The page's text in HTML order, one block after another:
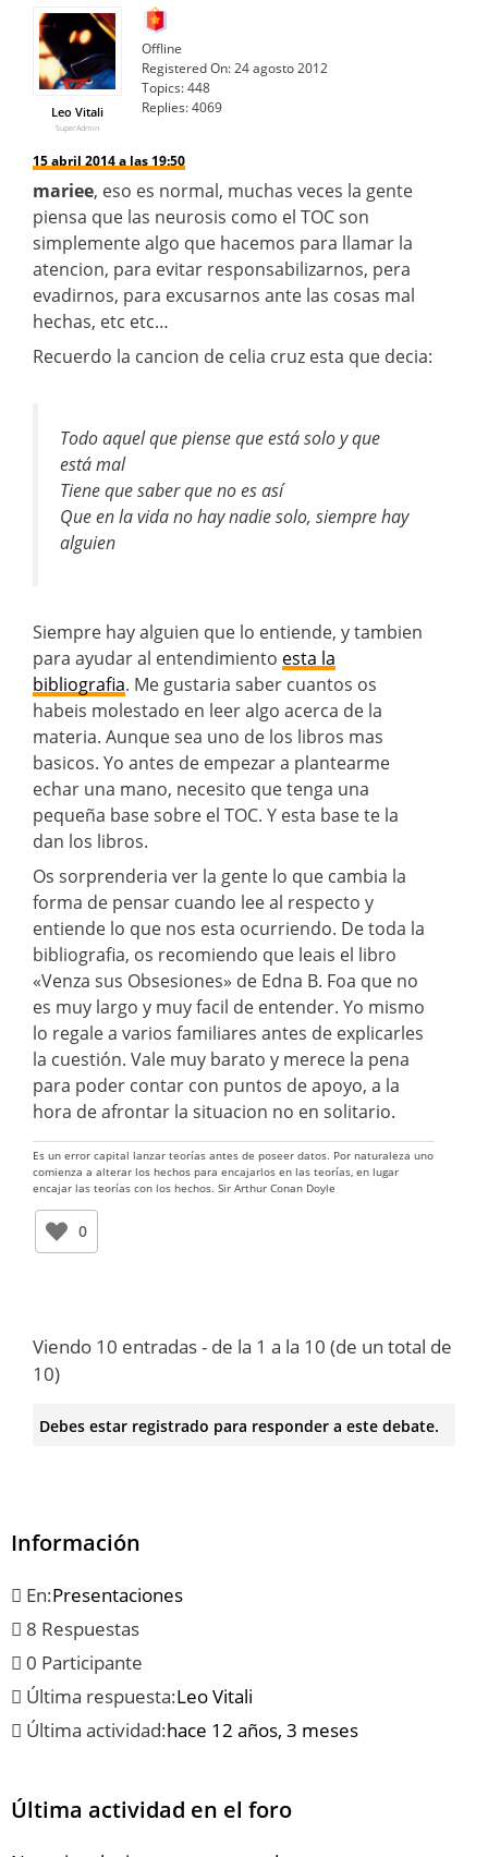
Leo Vitali
SuperAdmin
Offline
Registered On:24 agosto 2012
Topics:448
Replies:4069
15 abril 2014 a las 19:50
mariee, eso es normal, muchas veces la gente
piensa que las neurosis como el TOC son
simplemente algo que hacemos para llamar la
atencion, para evitar responsabilizarnos, pera
evadirnos, para excusarnos ante las cosas mal
hechas, etc etc…
Recuerdo la cancion de celia cruz esta que decia:
Todo aquel que piense que está solo y que
está mal
Tiene que saber que no es así
Que en la vida no hay nadie solo, siempre hay
alguien
Siempre hay alguien que lo entiende, y tambien
para ayudar al entendimiento esta la
bibliografia. Me gustaria saber cuantos os
habeis molestado en leer algo acerca de la
materia. Aunque sea uno de los libros mas
basicos. Yo antes de empezar a plantearme
echar una mano, necesito que tenga una
pequeña base sobre el TOC. Y esta base te la
dan los libros.
Os sorprenderia ver la gente lo que cambia la
forma de pensar cuando lee al respecto y
entiende lo que nos esta ocurriendo. De toda la
bibliografia, os recomiendo que leais el libro
«Venza sus Obsesiones» de Edna B. Foa que no
es muy largo y muy facil de entender. Yo mismo
lo regale a varios familiares antes de explicarles
la cuestión. Vale muy barato y merece la pena
para poder contar con puntos de apoyo, a la
hora de afrontar la situacion no en solitario.
Es un error capital lanzar teorías antes de poseer datos. Por naturaleza uno
comienza a alterar los hechos para encajarlos en las teorías, en lugar
encajar las teorías con los hechos. Sir Arthur Conan Doyle
0
Viendo 10 entradas - de la 1 a la 10 (de un total de
10)
Debes estar registrado para responder a este debate.
Información
En:Presentaciones
8 Respuestas
0 Participante
Última respuesta:Leo Vitali
Última actividad:hace 12 años, 3 meses
Última actividad en el foro